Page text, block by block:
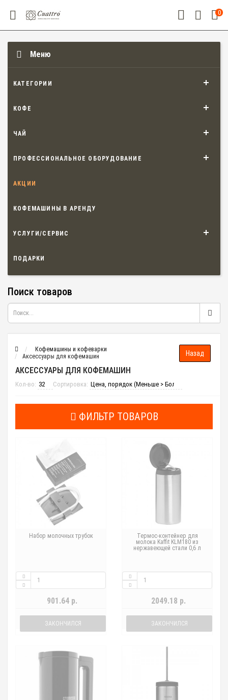
0
Меню
КАТЕГОРИИ
КОФЕ
ЧАЙ
ПРОФЕССИОНАЛЬНОЕ ОБОРУДОВАНИЕ
АКЦИИ
КОФЕМАШИНЫ В АРЕНДУ
УСЛУГИ/СЕРВИС
ПОДАРКИ
Поиск товаров
Кофемашины и кофеварки
Аксессуары для кофемашин
АКСЕССУАРЫ ДЛЯ КОФЕМАШИН
Кол-во: Сортировка:
ФИЛЬТР ТОВАРОВ
Набор молочных трубок
901.64 р.
ЗАКОНЧИЛСЯ
Термос-контейнер для
молока Kaffit KLM180 из
нержавеющей стали 0,6 л
2049.18 р.
ЗАКОНЧИЛСЯ